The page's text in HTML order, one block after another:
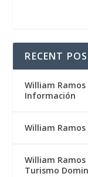
RECENT
William
Información
William
William
Turismo